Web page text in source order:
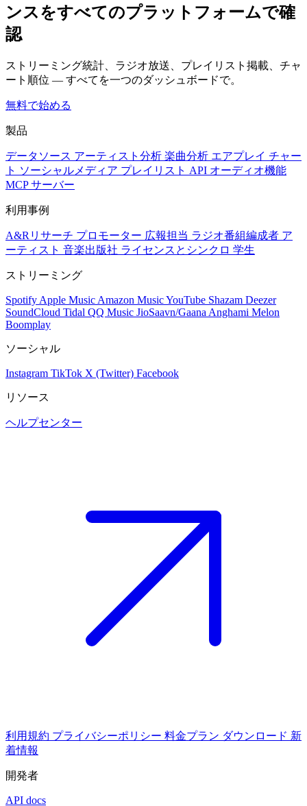
ンスをすべてのプラットフォームで確
認
ストリーミング統計、ラジオ放送、プレイリスト掲載、チャ
ート順位 — すべてを一つのダッシュボードで。
無料で始める
製品
データソース アーティスト分析 楽曲分析 エアプレイ チャー
ト ソーシャルメディア プレイリスト API オーディオ機能
MCP サーバー
利用事例
A&Rリサーチ プロモーター 広報担当 ラジオ番組編成者 ア
ーティスト 音楽出版社 ライセンスとシンクロ 学生
ストリーミング
Spotify Apple Music Amazon MusicYouTube Shazam Deezer
SoundCloud Tidal QQ Music JioSaavn/Gaana Anghami Melon
Boomplay
ソーシャル
Instagram TikTok X (Twitter) Facebook
リソース
ヘルプセンター
利用規約 プライバシーポリシー 料金プラン ダウンロード 新
着情報
開発者
API docs